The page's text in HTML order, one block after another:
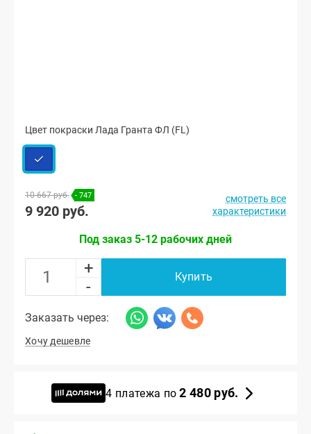
Цвет покраски Лада Гранта ФЛ (FL)
10 667 руб. - 747
9 920 руб.
смотреть все
характеристики
Под заказ 5-12 рабочих дней
+
-
Купить
Заказать через:
Хочу дешевле
4 платежа по2 480 руб.